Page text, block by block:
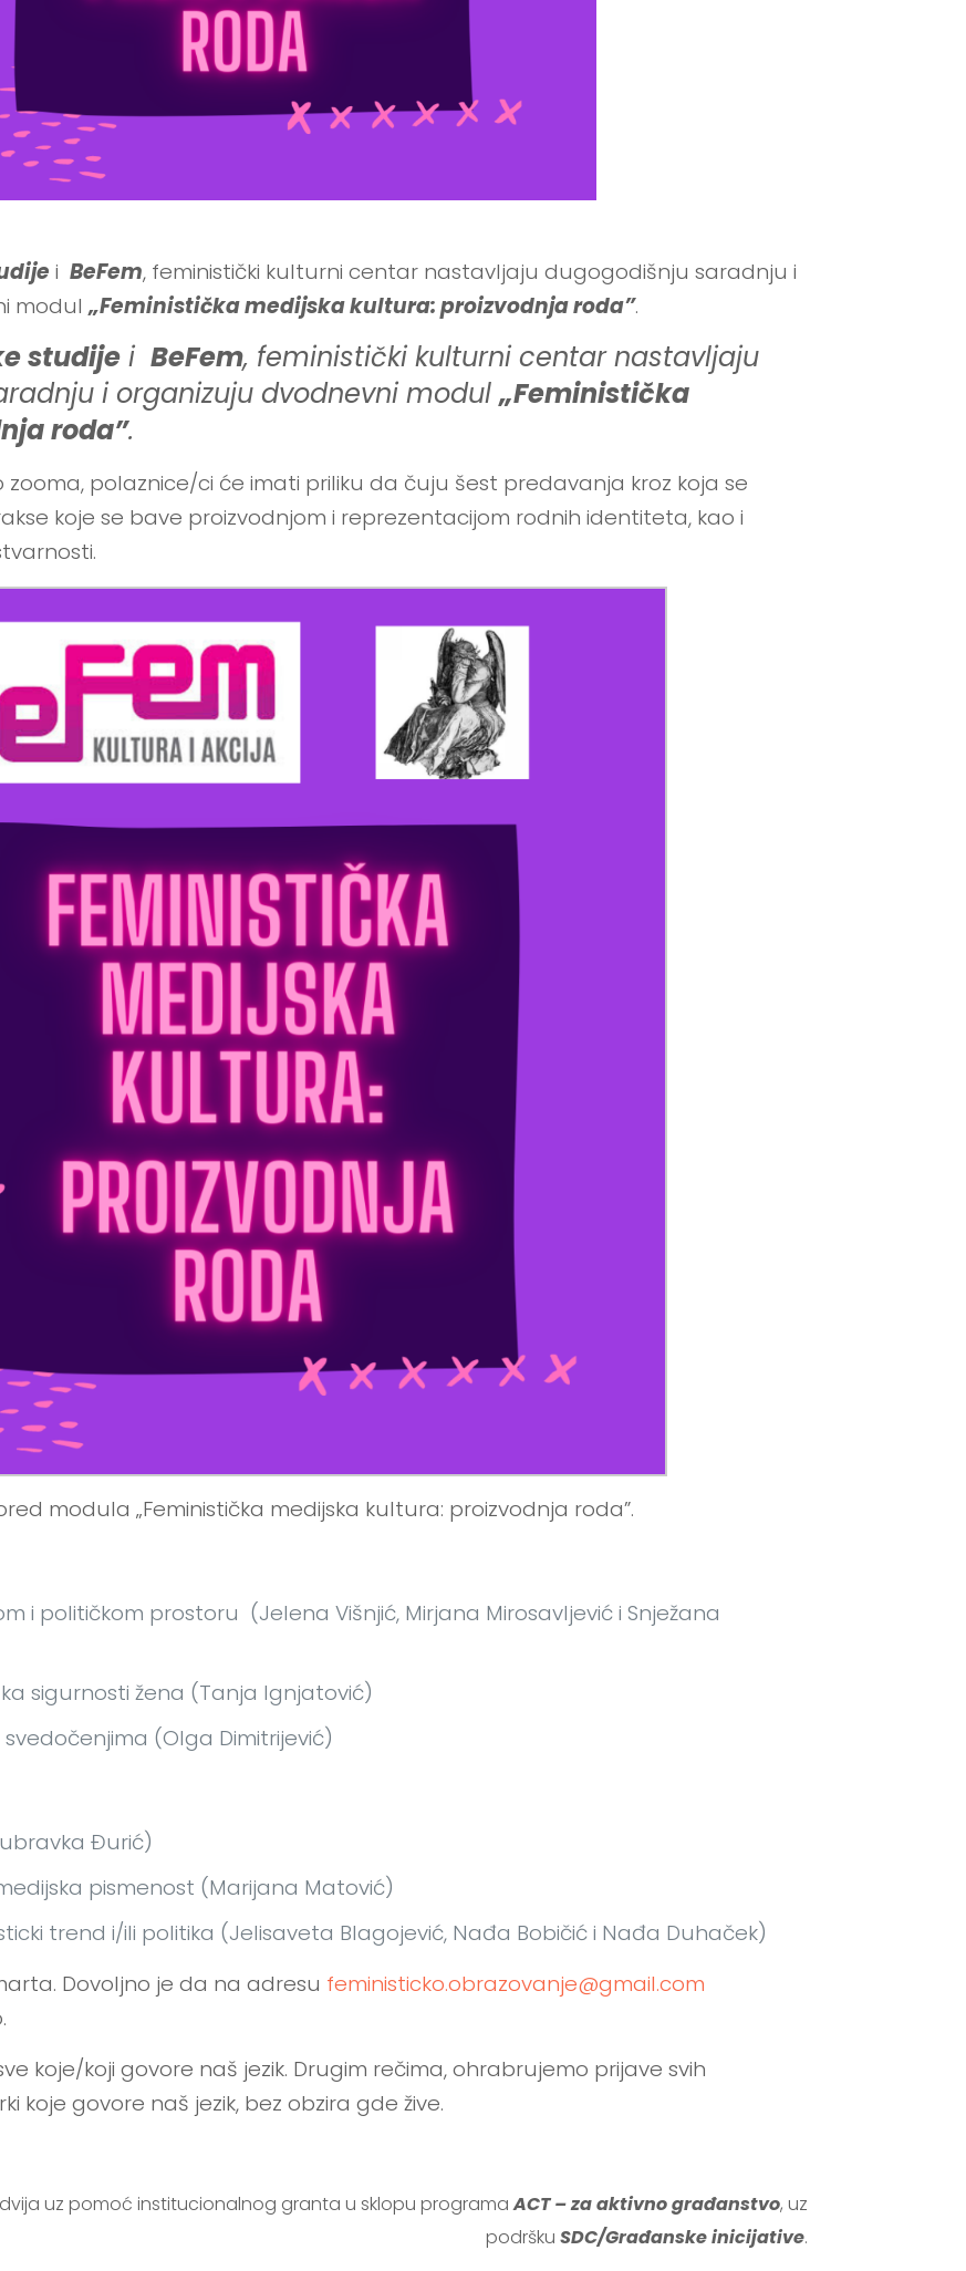
i BeFem, feministički kulturni centar nastavljaju dugogodišnju saradnju i
modul „Feministička medijska kultura: proizvodnja roda”.
studijei BeFem, feministički kulturni centar nastavljaju
i organizuju dvodnevni modul „Feministička
roda”.
zooma, polaznice/ci će imati priliku da čuju šest predavanja kroz koja se
koje se bave proizvodnjom i reprezentacijom rodnih identiteta, kao i
modula „Feministička medijska kultura: proizvodnja roda”.
i političkom prostoru (Jelena Višnjić, Mirjana Mirosavljević i Snježana
sigurnosti žena (Tanja Ignjatović)
(Olga Dimitrijević)
Đurić)
pismenost (Marijana Matović)
trend i/ili politika (Jelisaveta Blagojević, Nađa Bobičić i Nađa Duhaček)
Dovoljno je da na adresu feministicko.obrazovanje@gmail.com
koje/koji govore naš jezik. Drugim rečima, ohrabrujemo prijave svih
koje govore naš jezik, bez obzira gde žive.
uz pomoć institucionalnog granta u sklopu programaACT – za aktivno građanstvo, uz
podrškuSDC/Građanske inicijative.